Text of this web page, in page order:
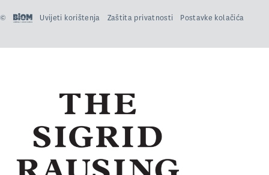
© Uvijeti korištenja Zaštita privatnosti Postavke kolačića